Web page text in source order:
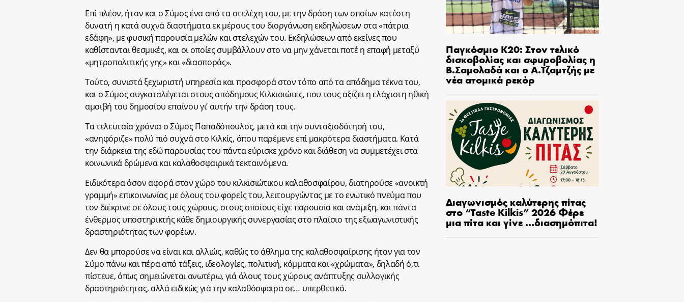
Επί πλέον, ήταν και ο Σύμος ένα από τα στελέχη του, με την δράση των οποίων κατέστη
δυνατή η κατά συχνά διαστήματα εκ μέρους του διοργάνωση εκδηλώσεων στα «πάτρια
εδάφη», με φυσική παρουσία μελών και στελεχών του. Εκδηλώσεων από εκείνες που
καθίστανται θεσμικές, και οι οποίες συμβάλλουν στο να μην χάνεται ποτέ η επαφή μεταξύ
«μητροπολιτικής γης» και «διασποράς».
Τούτο, συνιστά ξεχωριστή υπηρεσία και προσφορά στον τόπο από τα απόδημα τέκνα του,
και ο Σύμος συγκαταλέγεται στους απόδημους Κιλκισιώτες, που τους αξίζει η ελάχιστη ηθική
αμοιβή του δημοσίου επαίνου γι’ αυτήν την δράση τους.
Τα τελευταία χρόνια ο Σύμος Παπαδόπουλος, μετά και την συνταξιοδότησή του,
«ανηφόριζε» πολύ πιό συχνά στο Κιλκίς, όπου παρέμενε επί μακρότερα διαστήματα. Κατά
την διάρκεια της εδώ παρουσίας του πάντα εύρισκε χρόνο και διάθεση να συμμετέχει στα
κοινωνικά δρώμενα και καλαθοσφαιρικά τεκταινόμενα.
Ειδικότερα όσον αφορά στον χώρο του κιλκισιώτικου καλαθοσφαίρου, διατηρούσε «ανοικτή
γραμμή» επικοινωνίας με όλους του φορείς του, λειτουργώντας με το ενωτικό πνεύμα που
τον διέκρινε σε όλους τους χώρους, στους οποίους είχε παρουσία και ανάμιξη, και πάντα
ένθερμος υποστηρικτής κάθε δημιουργικής συνεργασίας στο πλαίσιο της εξωαγωνιστικής
δραστηριότητας των φορέων.
Δεν θα μπορούσε να είναι και αλλιώς, καθώς το άθλημα της καλαθοσφαίρισης ήταν για τον
Σύμο πάνω και πέρα από τάξεις, ιδεολογίες, πολιτική, κόμματα και «χρώματα», δηλαδή ό,τι
πίστευε, όπως σημειώνεται ανωτέρω, γιά όλους τους χώρους ανάπτυξης συλλογικής
δραστηριότητας, αλλά ειδικώς γιά την καλαθόσφαιρα σε… υπερθετικό.
Παγκόσμιο Κ20: Στον τελικό
δισκοβολίας και σφυροβολίας η
Β.Σαμολαδά και ο Α.Τζαμτζής με
νέα ατομικά ρεκόρ
Διαγωνισμός καλύτερης πίτας
στο “Taste Kilkis” 2026 Φέρε
μια πίτα και γίνε …διασημόπιτα!